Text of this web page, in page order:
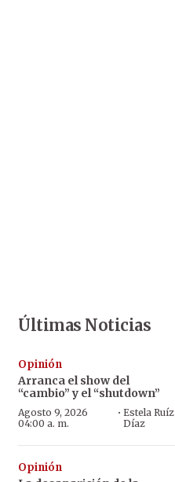
Últimas Noticias
Opinión
Arranca el show del
“cambio” y el “shutdown”
Agosto 9, 2026
04:00 a. m.
·Estela Ruíz
Díaz
Opinión